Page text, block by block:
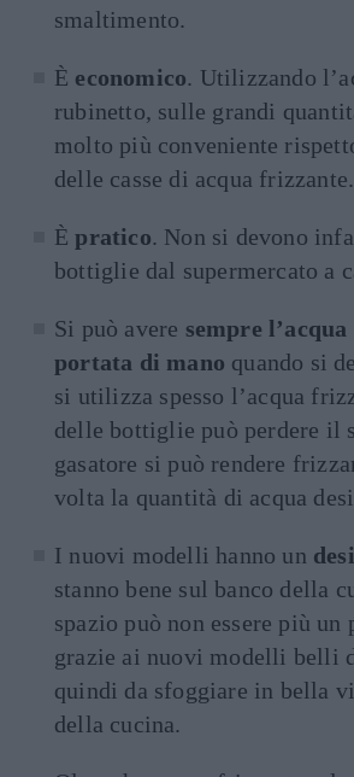
smaltimento.
È economico. Utilizzando
rubinetto, sulle grandi
molto più conveniente
delle casse di acqua frizzante.
Èpratico. Non si devono
bottiglie dal supermercato a
Si può avere sempre l’acqua
portata di mano quando si
si utilizza spesso l’acqua
delle bottiglie può perdere il
gasatore si può rendere
volta la quantità di acqua
I nuovi modelli hanno un
stanno bene sul banco della
spazio può non essere più un
grazie ai nuovi modelli belli
quindi da sfoggiare in bella
della cucina.